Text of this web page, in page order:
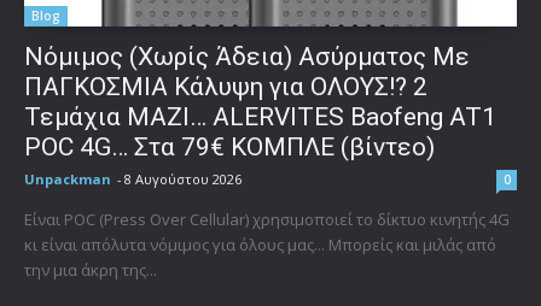
Blog
Νόμιμος (Χωρίς Άδεια) Ασύρματος Με
ΠΑΓΚΟΣΜΙΑ Κάλυψη για ΟΛΟΥΣ!? 2
Τεμάχια ΜΑΖΙ… ALERVITES Baofeng AT1
POC 4G… Στα 79€ ΚΟΜΠΛΕ (βίντεο)
Unpackman - 8 Αυγούστου 2026 0
Είναι POC (Press Over Cellular) χρησιμοποιεί το δίκτυο κινητής 4G
κι είναι απόλυτα νόμιμος για όλους μας... Μπορείς και μιλάς από
την μια άκρη της...